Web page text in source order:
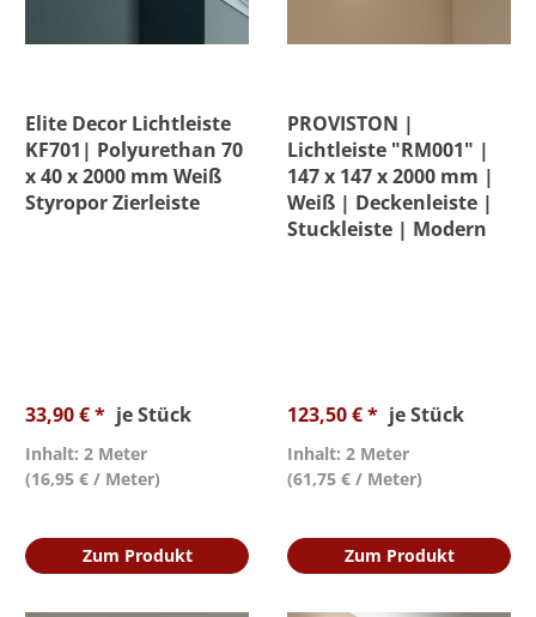
Elite Decor Lichtleiste
KF701| Polyurethan 70
x 40 x 2000 mm Weiß
Styropor Zierleiste
33,90 € * je Stück
Inhalt: 2 Meter
(16,95 € / Meter)
Zum Produkt
PROVISTON |
Lichtleiste "RM001" |
147 x 147 x 2000 mm |
Weiß | Deckenleiste |
Stuckleiste | Modern
123,50 € * je Stück
Inhalt: 2 Meter
(61,75 € / Meter)
Zum Produkt